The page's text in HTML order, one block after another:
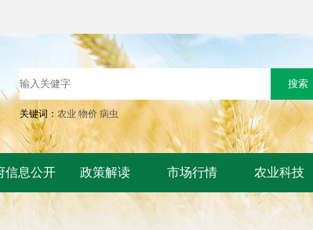
关键词： 农业 物价 病虫
信息公开 政策解读 市场行情 农业科技